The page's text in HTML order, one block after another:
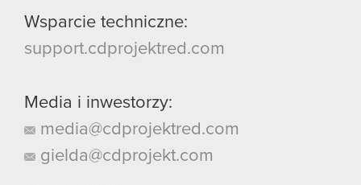
Wsparcie techniczne:
support.cdprojektred.com
Media i inwestorzy:
media@cdprojektred.com
gielda@cdprojekt.com